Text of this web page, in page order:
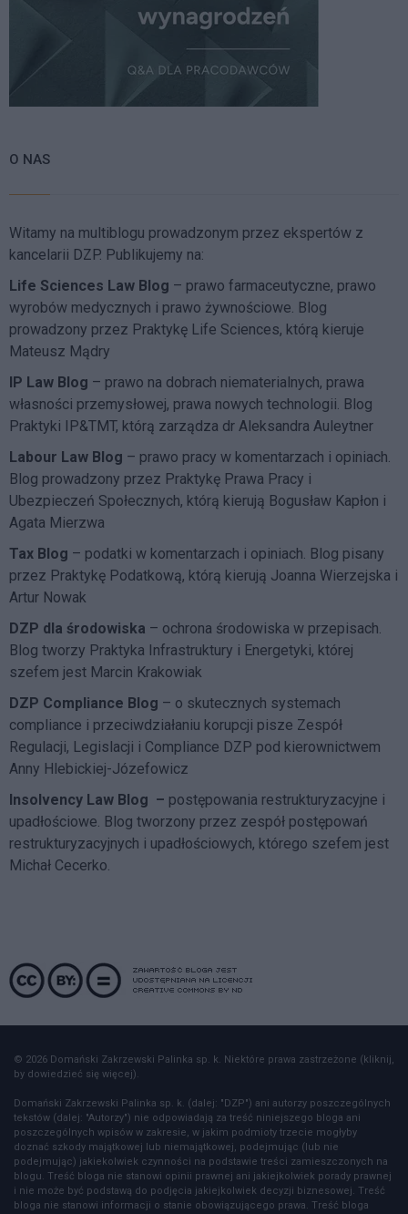
O NAS
Witamy na multiblogu prowadzonym przez ekspertów z
kancelarii DZP. Publikujemy na:
Life Sciences Law Blog – prawo farmaceutyczne, prawo
wyrobów medycznych i prawo żywnościowe. Blog
prowadzony przez Praktykę Life Sciences, którą kieruje
Mateusz Mądry
IP Law Blog – prawo na dobrach niematerialnych, prawa
własności przemysłowej, prawa nowych technologii. Blog
Praktyki IP&TMT, którą zarządza dr Aleksandra Auleytner
Labour Law Blog – prawo pracy w komentarzach i opiniach.
Blog prowadzony przez Praktykę Prawa Pracy i
Ubezpieczeń Społecznych, którą kierują Bogusław Kapłon i
Agata Mierzwa
Tax Blog – podatki w komentarzach i opiniach. Blog pisany
przez Praktykę Podatkową, którą kierują Joanna Wierzejska i
Artur Nowak
DZP dla środowiska – ochrona środowiska w przepisach.
Blog tworzy Praktyka Infrastruktury i Energetyki, której
szefem jest Marcin Krakowiak
DZP Compliance Blog – o skutecznych systemach
compliance i przeciwdziałaniu korupcji pisze Zespół
Regulacji, Legislacji i Compliance DZP pod kierownictwem
Anny Hlebickiej-Józefowicz
Insolvency Law Blog – postępowania restrukturyzacyjne i
upadłościowe. Blog tworzony przez zespół postępowań
restrukturyzacyjnych i upadłościowych, którego szefem jest
Michał Cecerko.
© 2026 Domański Zakrzewski Palinka sp. k. Niektóre prawa zastrzeżone (kliknij,
by dowiedzieć się więcej).
Domański Zakrzewski Palinka sp. k. (dalej: "DZP") ani autorzy poszczególnych
tekstów (dalej: "Autorzy") nie odpowiadają za treść niniejszego bloga ani
poszczególnych wpisów w zakresie, w jakim podmioty trzecie mogłyby
doznać szkody majątkowej lub niemajątkowej, podejmując (lub nie
podejmując) jakiekolwiek czynności na podstawie treści zamieszczonych na
blogu. Treść bloga nie stanowi opinii prawnej ani jakiejkolwiek porady prawnej
i nie może być podstawą do podjęcia jakiejkolwiek decyzji biznesowej. Treść
bloga nie stanowi informacji o stanie obowiązującego prawa. Treść bloga